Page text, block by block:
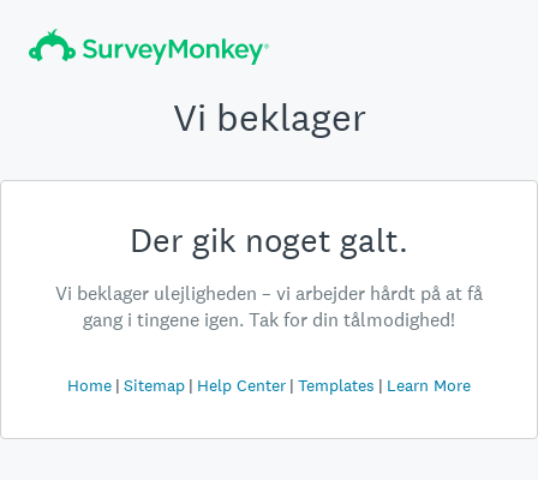
Vi beklager
Der gik noget galt.
Vi beklager ulejligheden – vi arbejder hårdt på at få
gang i tingene igen. Tak for din tålmodighed!
Home Sitemap Help Center Templates Learn More